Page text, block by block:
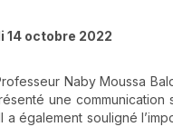
14 octobre 2022
Naby Moussa
une
également souligné